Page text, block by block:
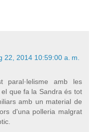
22, 2014 10:59:00 a. m.
paral·lelisme amb les
que fa la Sandra és tot
amb un material de
d'una polleria malgrat